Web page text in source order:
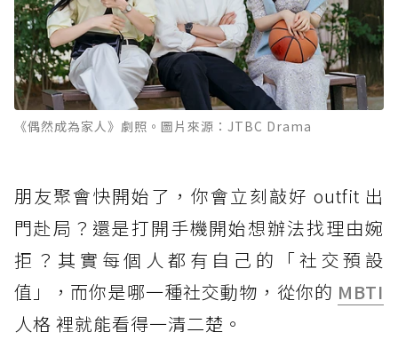
《偶然成為家人》劇照。圖片來源：JTBC Drama
朋友聚會快開始了，你會立刻敲好 outfit 出
門赴局？還是打開手機開始想辦法找理由婉
拒？其實每個人都有自己的「社交預設
值」，而你是哪一種社交動物，從你的 MBTI
人格 裡就能看得一清二楚。